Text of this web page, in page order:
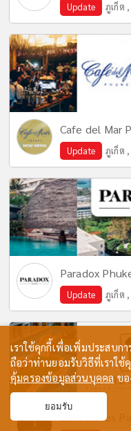
Update ภูเก็ต
Cafe del Mar
Update ภูเก็ต
Paradox
Update ภูเก็ต
Elite Suites
เราใช้คุกกี้เพื่อเพิ่มประสบก
ถือว่าท่านยอมรับวิธีที่เราใ
คุ้มครองข้อมูลส่วนบุคคล ขอ
ยอมรับ